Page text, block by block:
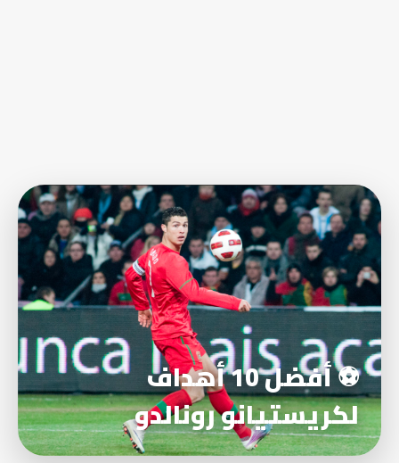
⚽ أفضل 10 أهداف
لكريستيانو رونالدو